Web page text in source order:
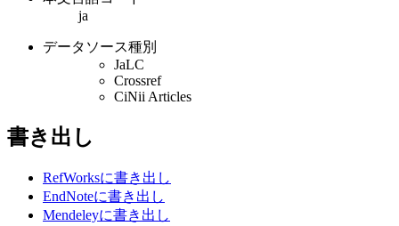
ja
データソース種別
JaLC
Crossref
CiNii Articles
書き出し
RefWorksに書き出し
EndNoteに書き出し
Mendeleyに書き出し